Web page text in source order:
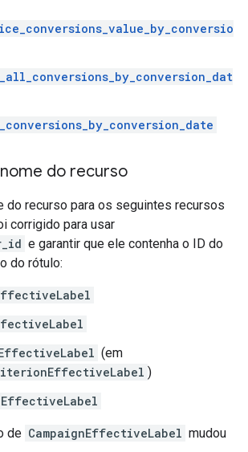
do recurso
do recurso para os seguintes recursos
corrigido para usar
e garantir que ele contenha o ID do
do rótulo:
(em
)
de CampaignEffectiveLabel mudou